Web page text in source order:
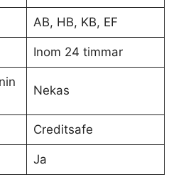
AB, HB, KB, EF
Inom 24 timmar
Nekas
Creditsafe
Ja